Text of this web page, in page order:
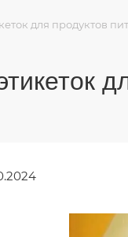
для продуктов